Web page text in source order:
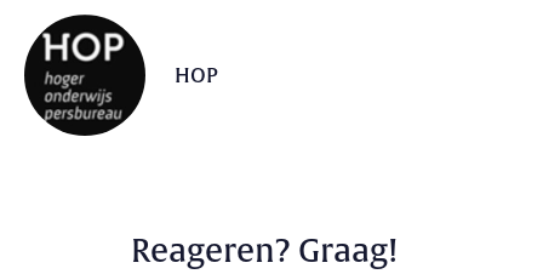
HOP
Reageren? Graag!